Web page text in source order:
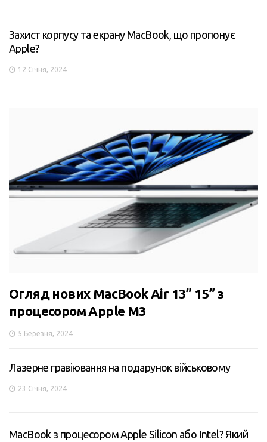
Захист корпусу та екрану MacBook, що пропонує
Apple?
12 Січня, 2024
Огляд нових MacBook Air 13” 15” з
процесором Apple M3
5 Березня, 2024
Лазерне гравіювання на подарунок військовому
23 Січня, 2024
MacBook з процесором Apple Silicon або Intel? Який